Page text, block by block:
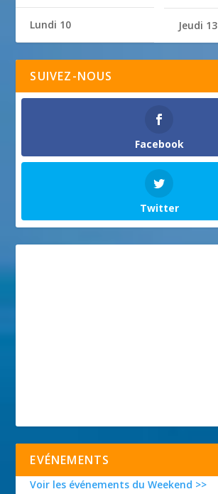
Lundi 10 Jeudi 13
SUIVEZ-NOUS
Facebook
Twitter
EVÉNEMENTS
Voir les événements du Weekend >>